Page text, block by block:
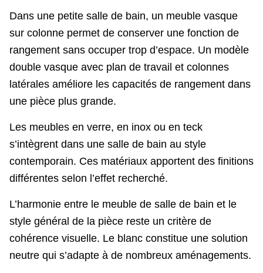
Dans une petite salle de bain, un meuble vasque
sur colonne permet de conserver une fonction de
rangement sans occuper trop d’espace. Un modèle
double vasque avec plan de travail et colonnes
latérales améliore les capacités de rangement dans
une pièce plus grande.
Les meubles en verre, en inox ou en teck
s’intègrent dans une salle de bain au style
contemporain. Ces matériaux apportent des finitions
différentes selon l’effet recherché.
L’harmonie entre le meuble de salle de bain et le
style général de la pièce reste un critère de
cohérence visuelle. Le blanc constitue une solution
neutre qui s’adapte à de nombreux aménagements.